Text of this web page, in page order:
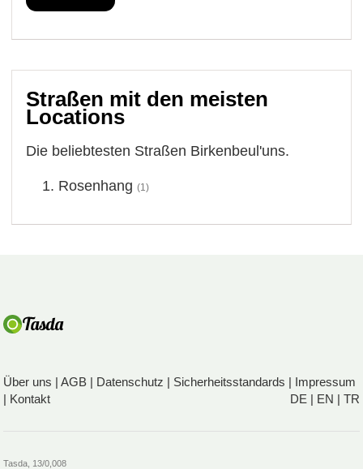
Straßen mit den meisten
Locations
Die beliebtesten Straßen Birkenbeul'uns.
Rosenhang (1)
Über uns |AGB Datenschutz Sicherheitsstandards
Impressum
Kontakt DE| EN TR
Tasda, 13/0,008